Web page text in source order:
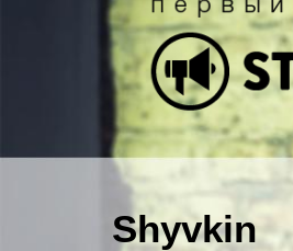
Shyvkin